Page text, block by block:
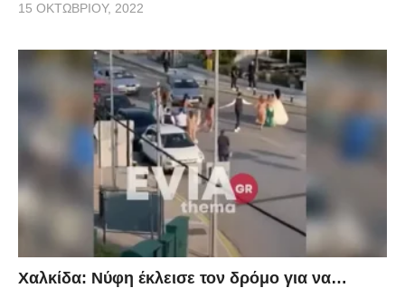
15 ΟΚΤΩΒΡΊΟΥ, 2022
Χαλκίδα: Νύφη έκλεισε τον δρόμο για να…